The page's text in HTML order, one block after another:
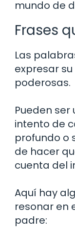
mundo de
Frases
Las
expresar
poderosas.
Pueden ser
intento de
profundo o
de hacer
cuenta del
Aquí hay
resonar en
padre: